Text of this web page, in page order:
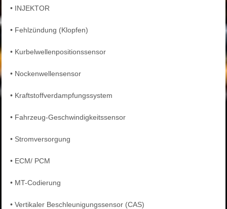
• INJEKTOR
• Fehlzündung (Klopfen)
• Kurbelwellenpositionssensor
• Nockenwellensensor
• Kraftstoffverdampfungssystem
• Fahrzeug-Geschwindigkeitssensor
• Stromversorgung
• ECM/ PCM
• MT-Codierung
• Vertikaler Beschleunigungssensor (CAS)